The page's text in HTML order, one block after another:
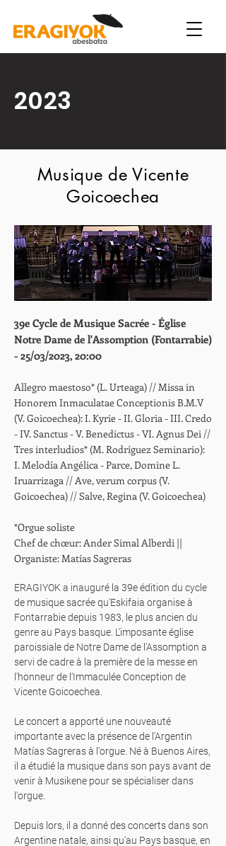
2023
Musique de Vicente
Goicoechea
39e Cycle de Musique Sacrée - Église
Notre Dame de l'Assomption (Fontarrabie)
- 25/03/2023, 20:00
Allegro maestoso* (L. Urteaga) // Missa in
Honorem Inmaculatae Conceptionis B.M.V
(V. Goicoechea): I. Kyrie - II. Gloria - III. Credo
- IV. Sanctus - V. Benedictus - VI. Agnus Dei //
Tres interludios* (M. Rodríguez Seminario):
I. Melodía Angélica - Parce, Domine L.
Iruarrizaga // Ave, verum corpus (V.
Goicoechea) // Salve, Regina (V. Goicoechea)
*Orgue soliste
Chef de chœur: Ander Simal Alberdi ||
Organiste: Matías Sagreras
ERAGIYOK a inauguré la 39e édition du cycle
de musique sacrée qu'Eskifaia organise à
Fontarrabie depuis 1983, le plus ancien du
genre au Pays basque. L'imposante église
paroissiale de Notre Dame de l'Assomption a
servi de cadre à la première de la messe en
l'honneur de l'Immaculée Conception de
Vicente Goicoechea.
Le concert a apporté une nouveauté
importante avec la présence de l'Argentin
Matías Sagreras à l'orgue. Né à Buenos Aires,
il a étudié la musique dans son pays avant de
venir à Musikene pour se spécialiser dans
l'orgue.
Depuis lors, il a donné des concerts dans son
Argentine natale, ainsi qu'au Pays basque, en